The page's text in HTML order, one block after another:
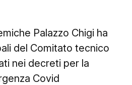
Palazzo Chigi ha
del Comitato tecnico
nei decreti per la
Covid